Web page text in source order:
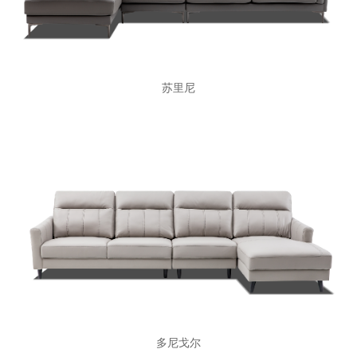
苏里尼
多尼戈尔